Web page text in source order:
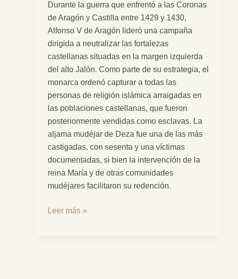
Durante la guerra que enfrentó a las Coronas
de Aragón y Castilla entre 1429 y 1430,
Alfonso V de Aragón lideró una campaña
dirigida a neutralizar las fortalezas
castellanas situadas en la margen izquierda
del alto Jalón. Como parte de su estrategia, el
monarca ordenó capturar a todas las
personas de religión islámica arraigadas en
las poblaciones castellanas, que fueron
posteriormente vendidas como esclavas. La
aljama mudéjar de Deza fue una de las más
castigadas, con sesenta y una víctimas
documentadas, si bien la intervención de la
reina María y de otras comunidades
mudéjares facilitaron su redención.
de
la
aljama
mudéjar
de
Deza
(1429)
Leer más »